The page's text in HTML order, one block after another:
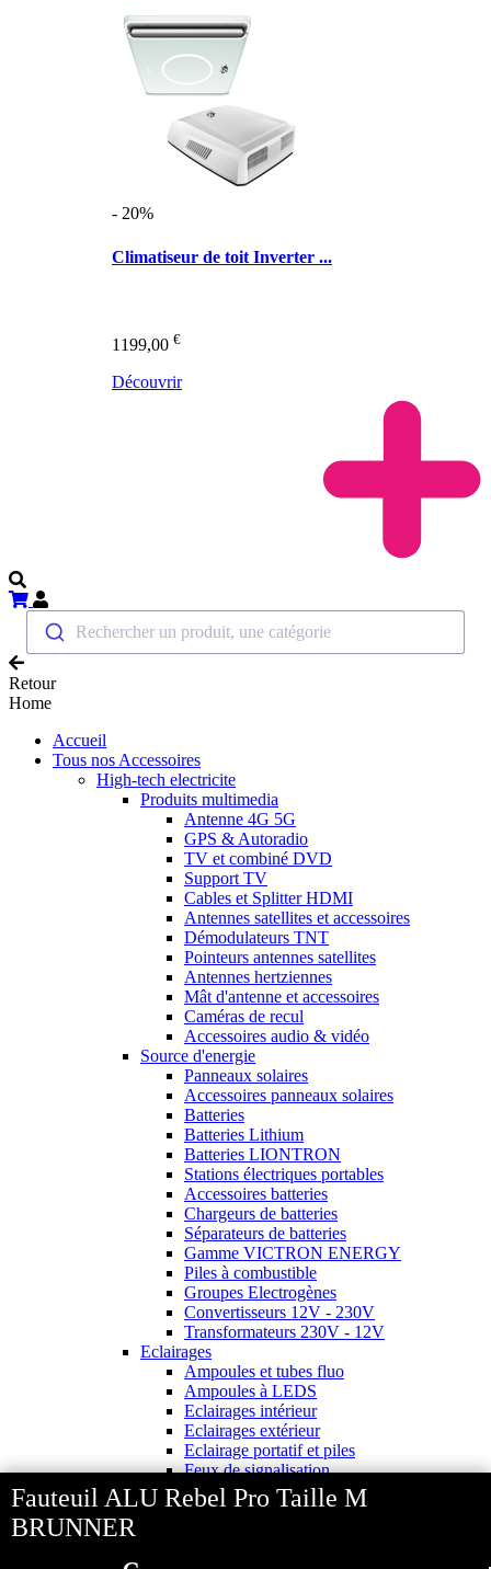
- 20%
Climatiseur de toit Inverter ...
1199,00 €
Découvrir
Fauteuil ALU Rebel Pro Taille M
BRUNNER
Rechercher un produit, une catégorie
Retour
Home
Accueil
Tous nos Accessoires
High-tech electricite
Produits multimedia
Antenne 4G 5G
GPS & Autoradio
TV et combiné DVD
Support TV
Cables et Splitter HDMI
Antennes satellites et accessoires
Démodulateurs TNT
Pointeurs antennes satellites
Antennes hertziennes
Mât d'antenne et accessoires
Caméras de recul
Accessoires audio & vidéo
Source d'energie
Panneaux solaires
Accessoires panneaux solaires
Batteries
Batteries Lithium
Batteries LIONTRON
Stations électriques portables
Accessoires batteries
Chargeurs de batteries
Séparateurs de batteries
Gamme VICTRON ENERGY
Piles à combustible
Groupes Electrogènes
Convertisseurs 12V - 230V
Transformateurs 230V - 12V
Eclairages
Ampoules et tubes fluo
Ampoules à LEDS
Eclairages intérieur
Eclairages extérieur
Eclairage portatif et piles
Feux de signalisation
Feux de signalisation arrière
Electricite